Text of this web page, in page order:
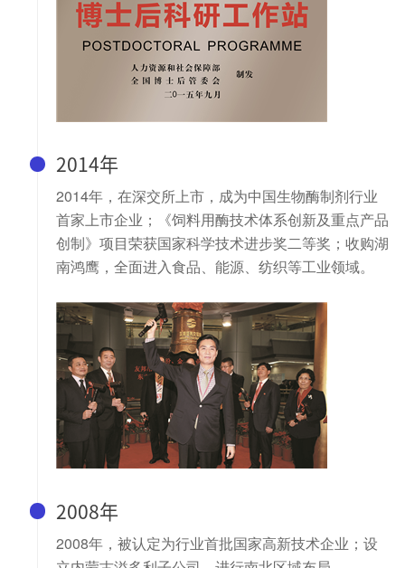
2014年
2014年，在深交所上市，成为中国生物酶制剂行业
首家上市企业；《饲料用酶技术体系创新及重点产品
创制》项目荣获国家科学技术进步奖二等奖；收购湖
南鸿鹰，全面进入食品、能源、纺织等工业领域。
2008年
2008年，被认定为行业首批国家高新技术企业；设